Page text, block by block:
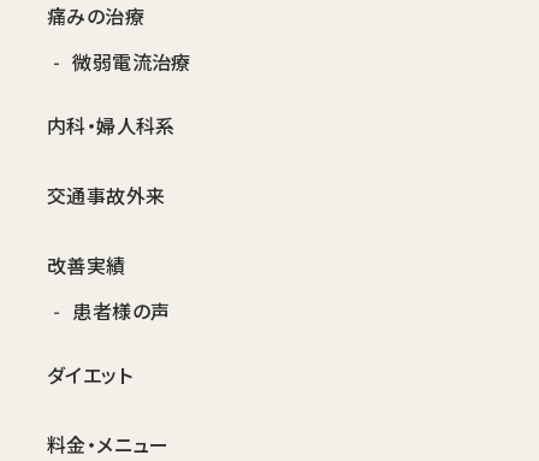
痛みの治療
微弱電流治療
内科・婦人科系
交通事故外来
改善実績
患者様の声
ダイエット
料金・メニュー